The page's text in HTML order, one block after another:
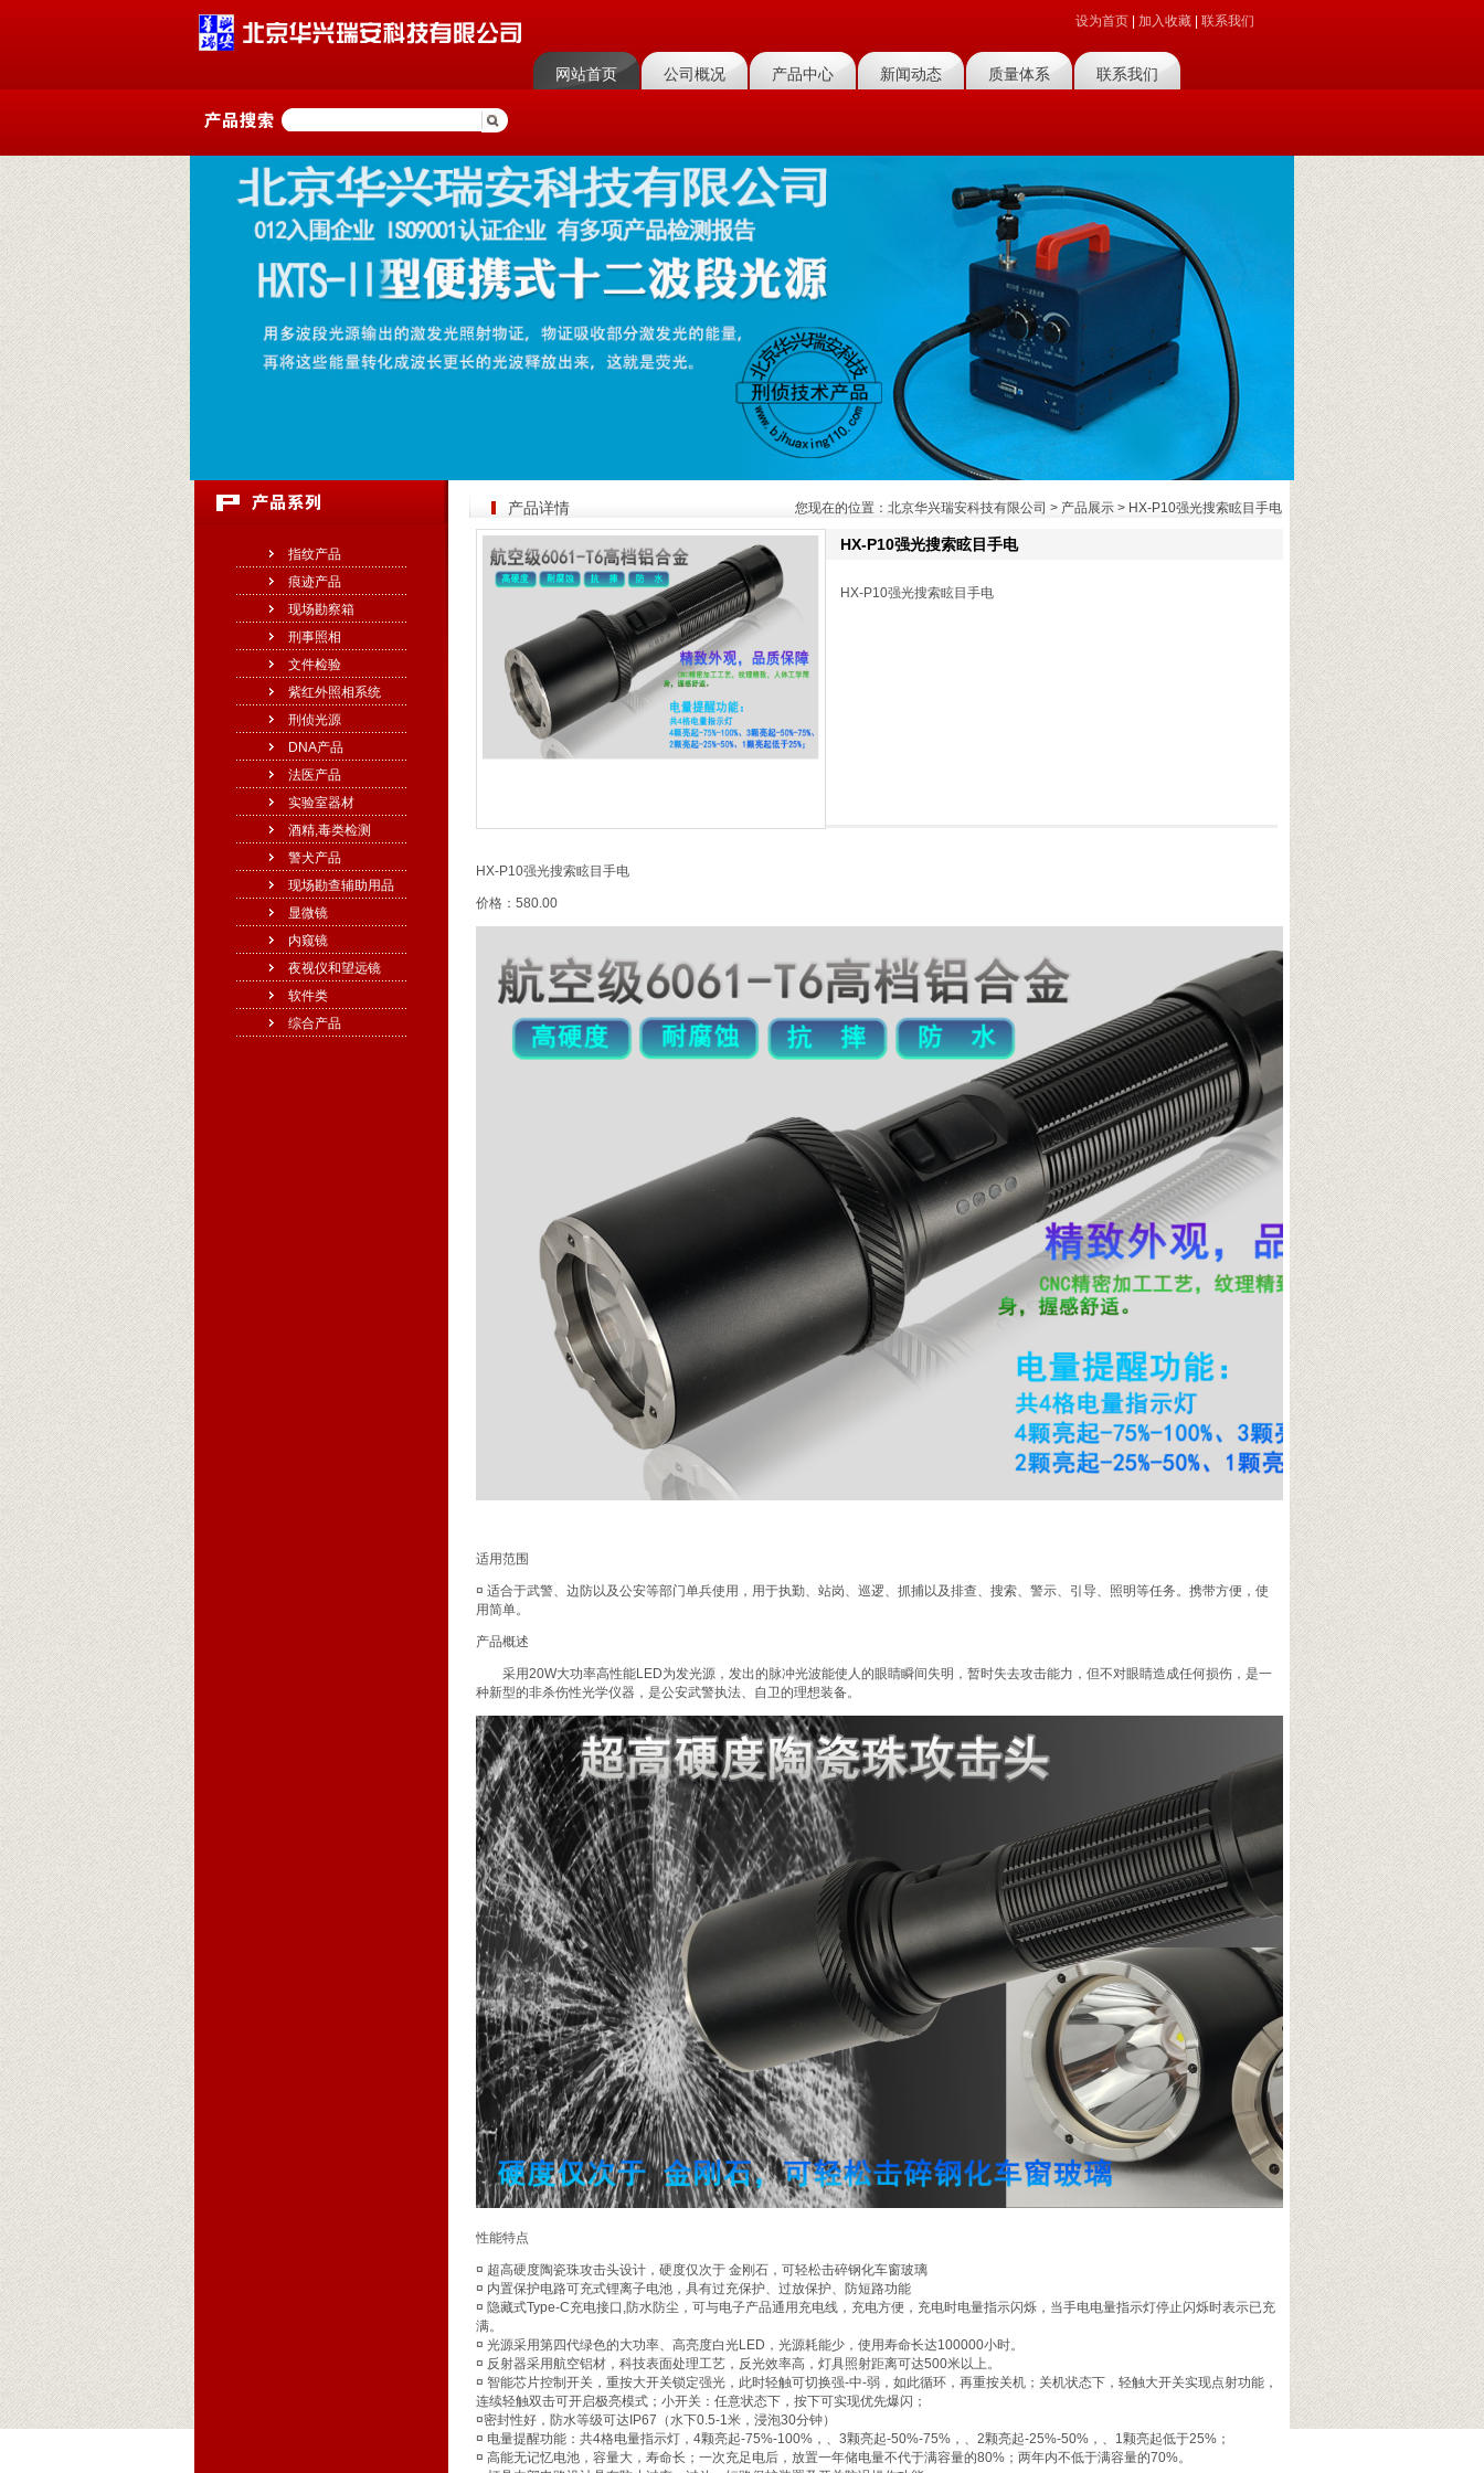
设为首页 加入收藏 联系我们
网站首页 公司概况 产品中心 新闻动态 质量体系 联系我们
指纹产品
痕迹产品
现场勘察箱
刑事照相
文件检验
紫红外照相系统
刑侦光源
DNA产品
法医产品
实验室器材
酒精,毒类检测
警犬产品
现场勘查辅助用品
显微镜
内窥镜
夜视仪和望远镜
软件类
综合产品
产品详情 您现在的位置： 北京华兴瑞安科技有限公司 > 产品展示 > HX-P10强光搜索眩目手电
HX-P10强光搜索眩目手电
HX-P10强光搜索眩目手电
HX-P10强光搜索眩目手电
价格：580.00
适用范围
¤ 适合于武警、边防以及公安等部门单兵使用，用于执勤、站岗、巡逻、抓捕以及排查、搜索、警示、引导、照明等任务。携带方便，使
用简单。
产品概述
采用20W大功率高性能LED为发光源，发出的脉冲光波能使人的眼睛瞬间失明，暂时失去攻击能力，但不对眼睛造成任何损伤，是一
种新型的非杀伤性光学仪器，是公安武警执法、自卫的理想装备。
性能特点
¤ 超高硬度陶瓷珠攻击头设计，硬度仅次于 金刚石，可轻松击碎钢化车窗玻璃
¤ 内置保护电路可充式锂离子电池，具有过充保护、过放保护、防短路功能
¤ 隐藏式Type-C充电接口,防水防尘，可与电子产品通用充电线，充电方便，充电时电量指示闪烁，当手电电量指示灯停止闪烁时表示已充
满。
¤ 光源采用第四代绿色的大功率、高亮度白光LED，光源耗能少，使用寿命长达100000小时。
¤ 反射器采用航空铝材，科技表面处理工艺，反光效率高，灯具照射距离可达500米以上。
¤ 智能芯片控制开关，重按大开关锁定强光，此时轻触可切换强-中-弱，如此循环，再重按关机；关机状态下，轻触大开关实现点射功能，
连续轻触双击可开启极亮模式；小开关：任意状态下，按下可实现优先爆闪；
¤密封性好，防水等级可达IP67（水下0.5-1米，浸泡30分钟）
¤ 电量提醒功能：共4格电量指示灯，4颗亮起-75%-100%，、3颗亮起-50%-75%，、2颗亮起-25%-50%，、1颗亮起低于25%；
¤ 高能无记忆电池，容量大，寿命长；一次充足电后，放置一年储电量不代于满容量的80%；两年内不低于满容量的70%。